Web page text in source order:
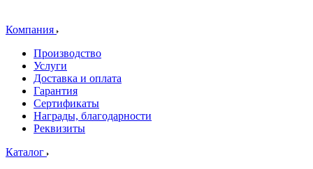
Компания
Производство
Услуги
Доставка и оплата
Гарантия
Сертификаты
Награды, благодарности
Реквизиты
Каталог